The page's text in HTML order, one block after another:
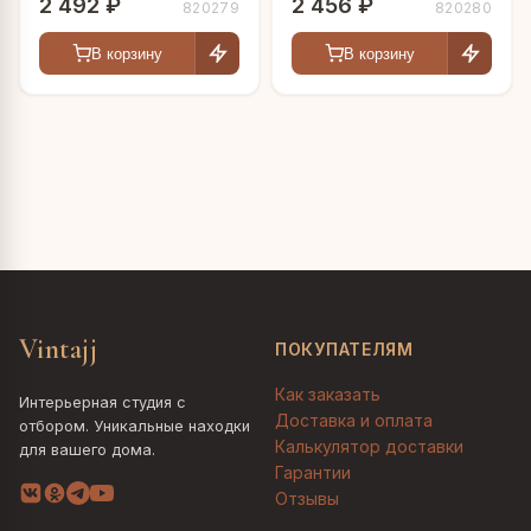
2 492 ₽ 820279
В корзину
2 456 ₽ 820280
В корзину
Vintajj
Интерьерная студия с
отбором. Уникальные находки
для вашего дома.
ПОКУПАТЕЛЯМ
Как заказать
Доставка и оплата
Калькулятор доставки
Гарантии
Отзывы